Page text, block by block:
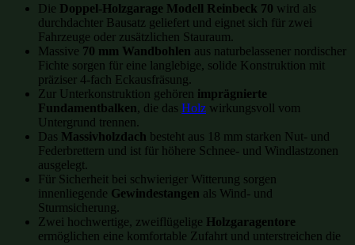
Die Doppel-Holzgarage Modell Reinbeck 70 wird als
durchdachter Bausatz geliefert und eignet sich für zwei
Fahrzeuge oder zusätzlichen Stauraum.
Massive 70 mm Wandbohlen aus naturbelassener nordischer
Fichte sorgen für eine langlebige, solide Konstruktion mit
präziser 4-fach Eckausfräsung.
Zur Unterkonstruktion gehören imprägnierte
Fundamentbalken, die das Holz wirkungsvoll vom
Untergrund trennen.
Das Massivholzdach besteht aus 18 mm starken Nut- und
Federbrettern und ist für höhere Schnee- und Windlastzonen
ausgelegt.
Für Sicherheit bei schwieriger Witterung sorgen
innenliegende Gewindestangen als Wind- und
Sturmsicherung.
Zwei hochwertige, zweiflügelige Holzgaragentore
ermöglichen eine komfortable Zufahrt und unterstreichen die